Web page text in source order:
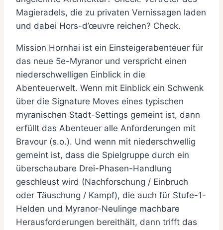
Magieradels, die zu privaten Vernissagen laden
und dabei Hors-d’œuvre reichen? Check.
Mission Hornhai ist ein Einsteigerabenteuer für
das neue 5e-Myranor und verspricht einen
niederschwelligen Einblick in die
Abenteuerwelt. Wenn mit Einblick ein Schwenk
über die Signature Moves eines typischen
myranischen Stadt-Settings gemeint ist, dann
erfüllt das Abenteuer alle Anforderungen mit
Bravour (s.o.). Und wenn mit niederschwellig
gemeint ist, dass die Spielgruppe durch ein
überschaubare Drei-Phasen-Handlung
geschleust wird (Nachforschung / Einbruch
oder Täuschung / Kampf), die auch für Stufe-1-
Helden und Myranor-Neulinge machbare
Herausforderungen bereithält, dann trifft das